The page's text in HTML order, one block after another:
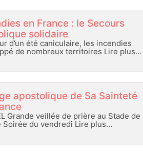
en France : le Secours
solidaire
d’un été caniculaire, les incendies
de nombreux territoires Lire plus…
apostolique de Sa Sainteté
Grande veillée de prière au Stade de
Soirée du vendredi Lire plus…